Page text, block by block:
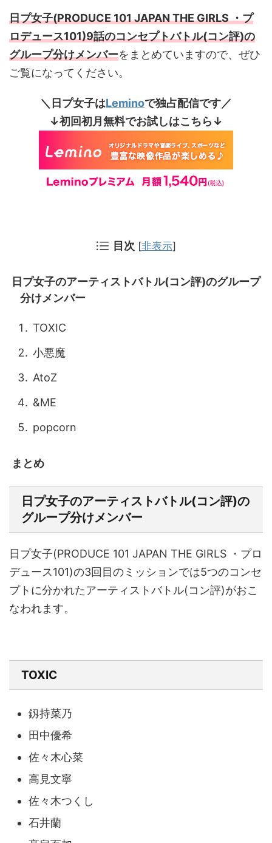
日プ女子(PRODUCE 101 JAPAN THE GIRLS ・プ
ロデュース101)9話のコンセプトバトル(コン評)の
グループ分けメンバーをまとめていますので、ぜひ
ご覧になってください。
＼日プ女子はLeminoで独占配信です／
↓初回初月無料でお試しはこちら↓
目次 [非表示]
日プ女子のアーティストバトル(コン評)のグループ
分けメンバー
TOXIC
小悪魔
AtoZ
&ME
popcorn
まとめ
日プ女子のアーティストバトル(コン評)の
グループ分けメンバー
日プ女子(PRODUCE 101 JAPAN THE GIRLS ・プロ
デュース101)の3回目のミッションでは5つのコンセ
プトに分かれたアーティストバトル(コン評)がおこ
なわれます。
TOXIC
釼持菜乃
田中優希
佐々木心菜
高見文寧
佐々木つくし
石井蘭